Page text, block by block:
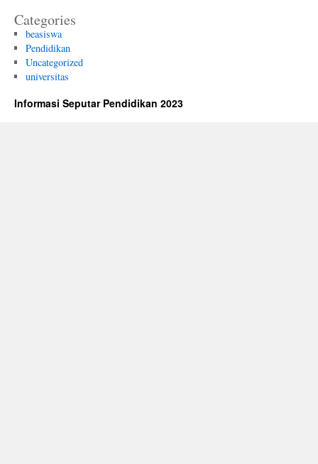
Categories
beasiswa
Pendidikan
Uncategorized
universitas
Informasi Seputar Pendidikan 2023